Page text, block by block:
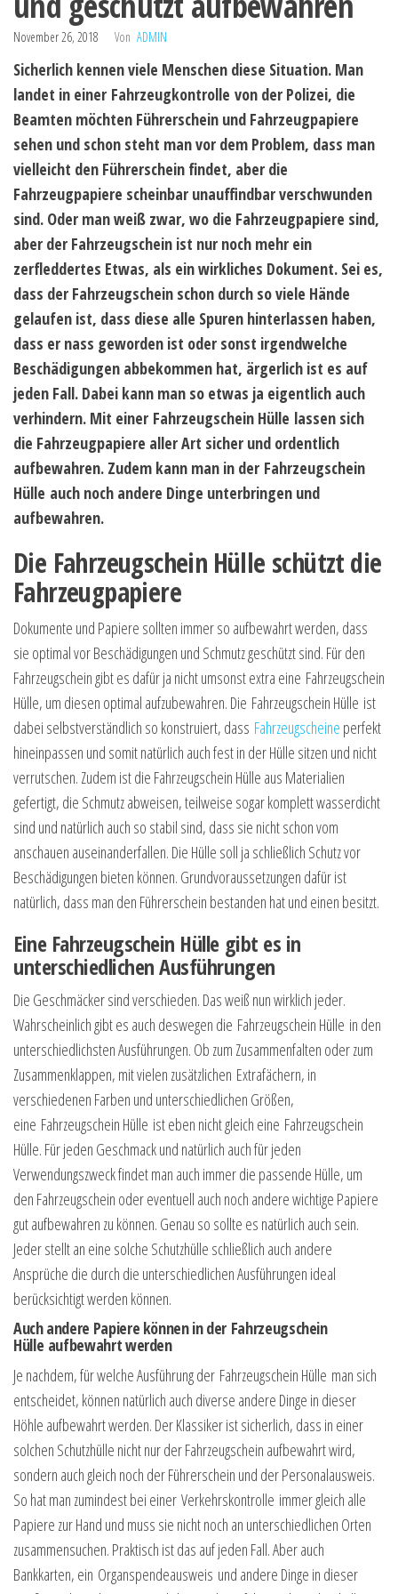
November 26, 2018 Von ADMIN
Sicherlich kennen viele Menschen diese Situation. Man
landet in einer Fahrzeugkontrolle von der Polizei, die
Beamten möchten Führerschein und Fahrzeugpapiere
sehen und schon steht man vor dem Problem, dass man
vielleicht den Führerschein findet, aber die
Fahrzeugpapiere scheinbar unauffindbar verschwunden
sind. Oder man weiß zwar, wo die Fahrzeugpapiere sind,
aber der Fahrzeugschein ist nur noch mehr ein
zerfleddertes Etwas, als ein wirkliches Dokument. Sei es,
dass der Fahrzeugschein schon durch so viele Hände
gelaufen ist, dass diese alle Spuren hinterlassen haben,
dass er nass geworden ist oder sonst irgendwelche
Beschädigungen abbekommen hat, ärgerlich ist es auf
jeden Fall. Dabei kann man so etwas ja eigentlich auch
verhindern. Mit einer Fahrzeugschein Hülle lassen sich
die Fahrzeugpapiere aller Art sicher und ordentlich
aufbewahren. Zudem kann man in der Fahrzeugschein
Hülle auch noch andere Dinge unterbringen und
aufbewahren.
Die Fahrzeugschein Hülle schützt die
Fahrzeugpapiere
Dokumente und Papiere sollten immer so aufbewahrt werden, dass
sie optimal vor Beschädigungen und Schmutz geschützt sind. Für den
Fahrzeugschein gibt es dafür ja nicht umsonst extra eine Fahrzeugschein
Hülle, um diesen optimal aufzubewahren. Die Fahrzeugschein Hülle ist
dabei selbstverständlich so konstruiert, dass Fahrzeugscheine perfekt
hineinpassen und somit natürlich auch fest in der Hülle sitzen und nicht
verrutschen. Zudem ist die Fahrzeugschein Hülle aus Materialien
gefertigt, die Schmutz abweisen, teilweise sogar komplett wasserdicht
sind und natürlich auch so stabil sind, dass sie nicht schon vom
anschauen auseinanderfallen. Die Hülle soll ja schließlich Schutz vor
Beschädigungen bieten können. Grundvoraussetzungen dafür ist
natürlich, dass man den Führerschein bestanden hat und einen besitzt.
Eine Fahrzeugschein Hülle gibt es in
unterschiedlichen Ausführungen
Die Geschmäcker sind verschieden. Das weiß nun wirklich jeder.
Wahrscheinlich gibt es auch deswegen die Fahrzeugschein Hülle in den
unterschiedlichsten Ausführungen. Ob zum Zusammenfalten oder zum
Zusammenklappen, mit vielen zusätzlichen Extrafächern, in
verschiedenen Farben und unterschiedlichen Größen,
eine Fahrzeugschein Hülle ist eben nicht gleich eine Fahrzeugschein
Hülle. Für jeden Geschmack und natürlich auch für jeden
Verwendungszweck findet man auch immer die passende Hülle, um
den Fahrzeugschein oder eventuell auch noch andere wichtige Papiere
gut aufbewahren zu können. Genau so sollte es natürlich auch sein.
Jeder stellt an eine solche Schutzhülle schließlich auch andere
Ansprüche die durch die unterschiedlichen Ausführungen ideal
berücksichtigt werden können.
Auch andere Papiere können in der Fahrzeugschein
Hülle aufbewahrt werden
Je nachdem, für welche Ausführung der Fahrzeugschein Hülle man sich
entscheidet, können natürlich auch diverse andere Dinge in dieser
Höhle aufbewahrt werden. Der Klassiker ist sicherlich, dass in einer
solchen Schutzhülle nicht nur der Fahrzeugschein aufbewahrt wird,
sondern auch gleich noch der Führerschein und der Personalausweis.
So hat man zumindest bei einer Verkehrskontrolle immer gleich alle
Papiere zur Hand und muss sie nicht noch an unterschiedlichen Orten
zusammensuchen. Praktisch ist das auf jeden Fall. Aber auch
Bankkarten, ein Organspendeausweis und andere Dinge in dieser